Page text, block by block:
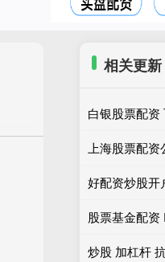
相关更新
白银股票配资